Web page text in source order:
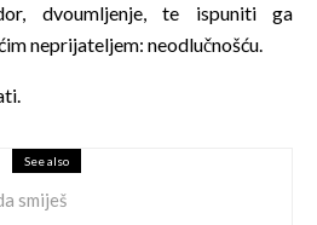
dvoumljenje, te ispuniti ga
neprijateljem: neodlučnošću.
See also
smiješ